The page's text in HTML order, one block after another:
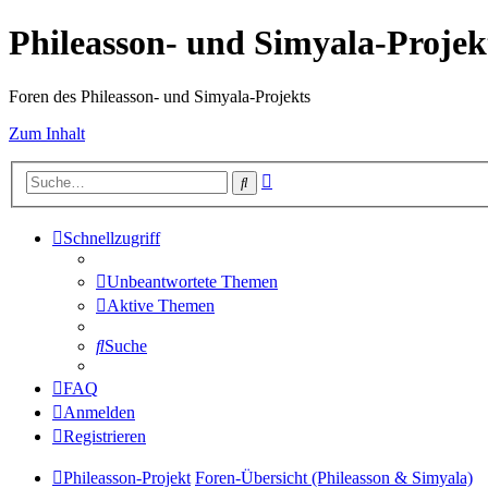
Phileasson- und Simyala-
Foren des Phileasson- und Simyala-Projekts
Zum Inhalt
Suche
Schnellzugriff
Unbeantwortete Themen
Aktive Themen
Suche
FAQ
Anmelden
Registrieren
Phileasson-Projekt Foren-Übersicht (Phileasson & Simyala)